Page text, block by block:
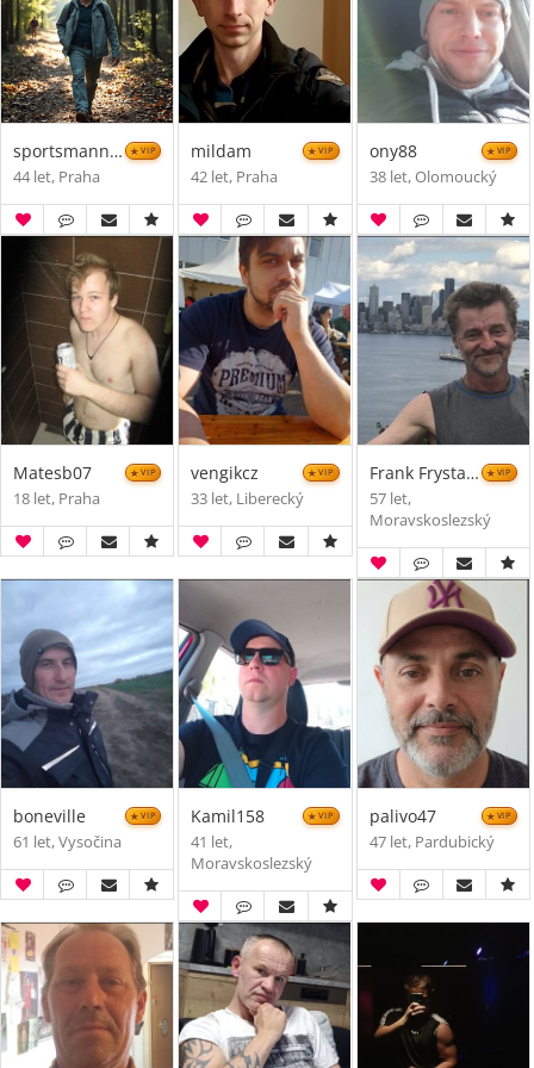
sportsmann2025 VIP
44 let, Praha
mildam VIP
42 let, Praha
ony88 VIP
38 let, Olomoucký
Matesb07 VIP
18 let, Praha
vengikcz VIP
33 let, Liberecký
Frank Frystacky VIP
57 let,
Moravskoslezský
boneville VIP
61 let, Vysočina
Kamil158 VIP
41 let,
Moravskoslezský
palivo47 VIP
47 let, Pardubický